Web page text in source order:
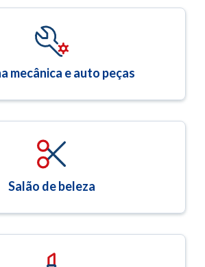
mecânica e auto peças
Salão de beleza